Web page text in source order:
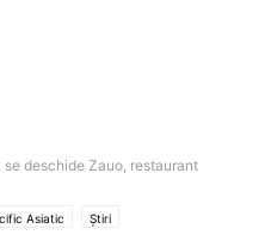
se deschide Zauo, restaurant
Asiatic Știri